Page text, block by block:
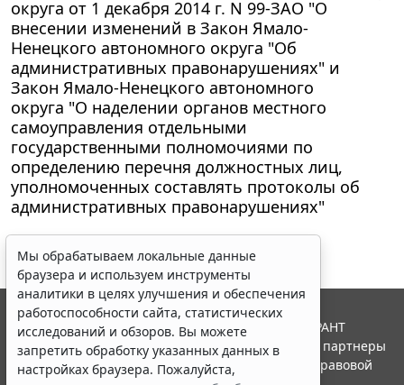
округа от 1 декабря 2014 г. N 99-ЗАО "О
внесении изменений в Закон Ямало-
Ненецкого автономного округа "Об
административных правонарушениях" и
Закон Ямало-Ненецкого автономного
округа "О наделении органов местного
самоуправления отдельными
государственными полномочиями по
определению перечня должностных лиц,
уполномоченных составлять протоколы об
административных правонарушениях"
Мы обрабатываем локальные данные
браузера и используем инструменты
аналитики в целях улучшения и обеспечения
работоспособности сайта, статистических
исследований и обзоров. Вы можете
запретить обработку указанных данных в
настройках браузера. Пожалуйста,
© ООО "НПП "ГАРАНТ-СЕРВИС", 2026. Система ГАРАНТ
выпускается с 1990 года. Компания "Гарант" и ее партнеры
являются участниками Российской ассоциации правовой